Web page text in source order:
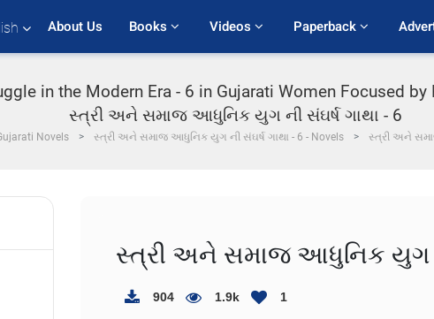
About Us Books Videos Paperback
in the Modern Era - 6 in Gujarati Women Focused
સ્ત્રી અને સમાજ આધુનિક યુગ ની સંઘર્ષ ગાથા - 6
Novels સ્ત્રી અને સમાજ આધુનિક યુગ ની સંઘર્ષ ગાથા - 6 - Novels સ્ત્રી અને
સ્ત્રી અને સમાજ આધુનિક યુગ
904 1.9k 1